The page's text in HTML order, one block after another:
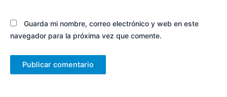
Guarda mi nombre, correo electrónico y web en este
navegador para la próxima vez que comente.